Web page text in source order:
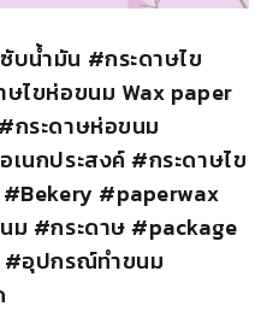
บน้ำมัน #กระดาษไข
ษไขห่อขนม Wax paper
กระดาษห่อขนม
นกประสงค์ #กระดาษไข
#paperwax
ม #กระดาษ #package
#อุปกรณ์ทำขนม